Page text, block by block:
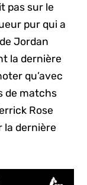
pas sur le
pur qui a
Jordan
la dernière
qu’avec
de matchs
Rose
la dernière